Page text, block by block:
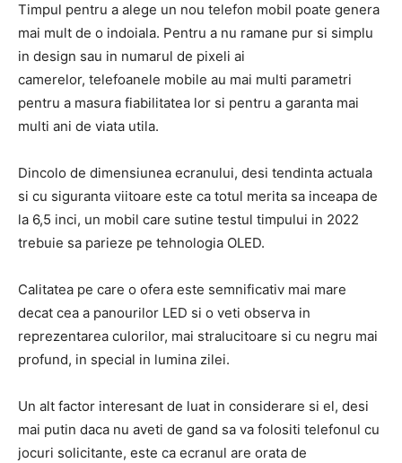
Timpul pentru a alege un nou telefon mobil poate genera
mai mult de o indoiala. Pentru a nu ramane pur si simplu
in design sau in numarul de pixeli ai
camerelor, telefoanele mobile au mai multi parametri
pentru a masura fiabilitatea lor si pentru a garanta mai
multi ani de viata utila.
Dincolo de dimensiunea ecranului, desi tendinta actuala
si cu siguranta viitoare este ca totul merita sa inceapa de
la 6,5 inci, un mobil care sutine testul timpului in 2022
trebuie sa parieze pe tehnologia OLED.
Calitatea pe care o ofera este semnificativ mai mare
decat cea a panourilor LED si o veti observa in
reprezentarea culorilor, mai stralucitoare si cu negru mai
profund, in special in lumina zilei.
Un alt factor interesant de luat in considerare si el, desi
mai putin daca nu aveti de gand sa va folositi telefonul cu
jocuri solicitante, este ca ecranul are orata de